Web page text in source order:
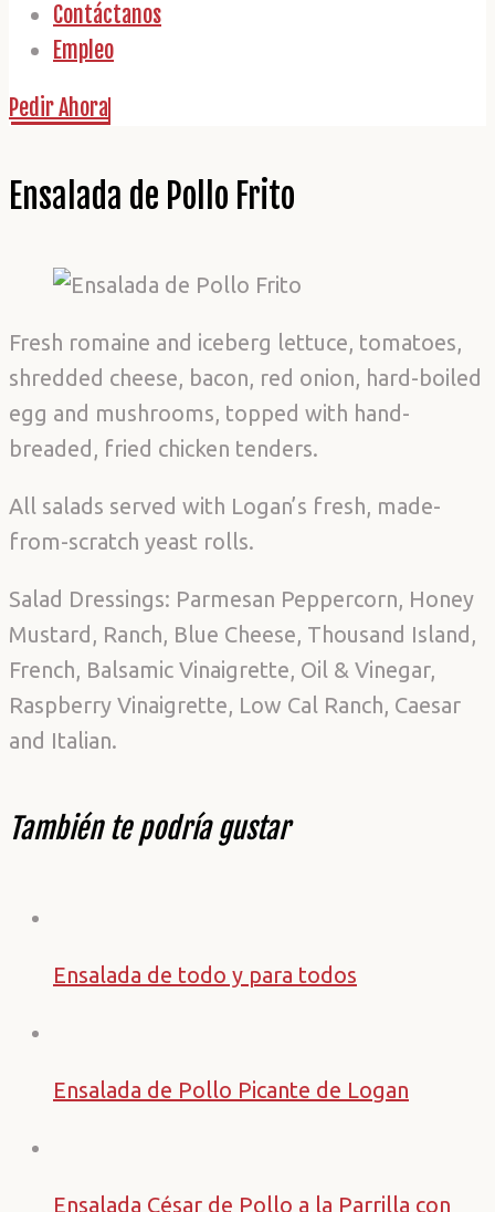
Contáctanos
Empleo
Pedir Ahora
Ensalada de Pollo Frito
Fresh romaine and iceberg lettuce, tomatoes,
shredded cheese, bacon, red onion, hard-boiled
egg and mushrooms, topped with hand-
breaded, fried chicken tenders.
All salads served with Logan’s fresh, made-
from-scratch yeast rolls.
Salad Dressings: Parmesan Peppercorn, Honey
Mustard, Ranch, Blue Cheese, Thousand Island,
French, Balsamic Vinaigrette, Oil & Vinegar,
Raspberry Vinaigrette, Low Cal Ranch, Caesar
and Italian.
También te podría gustar
Ensalada de todo y para todos
Ensalada de Pollo Picante de Logan
Ensalada César de Pollo a la Parrilla con